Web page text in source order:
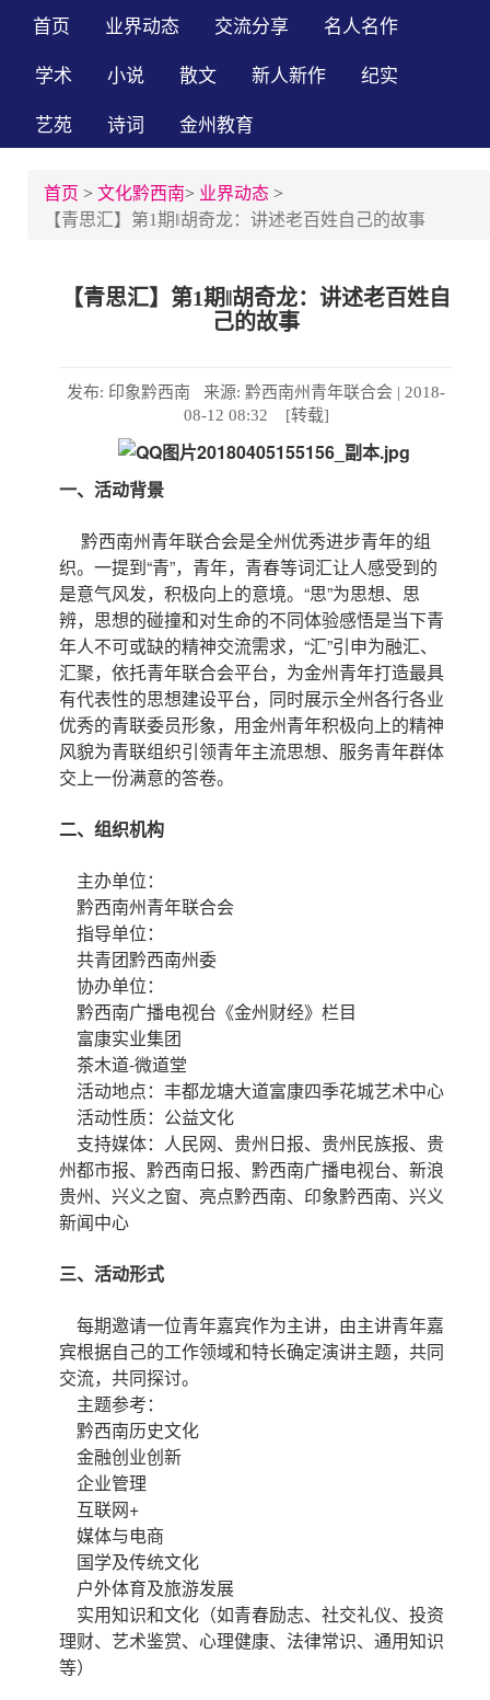
首页 业界动态 交流分享 名人名作
学术 小说 散文 新人新作 纪实
艺苑 诗词 金州教育
首页 > 文化黔西南> 业界动态 >
【青思汇】第1期‖胡奇龙：讲述老百姓自己的故事
【青思汇】第1期‖胡奇龙：讲述老百姓自
己的故事
发布: 印象黔西南 来源: 黔西南州青年联合会 | 2018-
08-12 08:32 [转载]
一、活动背景
黔西南州青年联合会是全州优秀进步青年的组
织。一提到“青”，青年，青春等词汇让人感受到的
是意气风发，积极向上的意境。“思”为思想、思
辨，思想的碰撞和对生命的不同体验感悟是当下青
年人不可或缺的精神交流需求，“汇”引申为融汇、
汇聚，依托青年联合会平台，为金州青年打造最具
有代表性的思想建设平台，同时展示全州各行各业
优秀的青联委员形象，用金州青年积极向上的精神
风貌为青联组织引领青年主流思想、服务青年群体
交上一份满意的答卷。
二、组织机构
主办单位：
黔西南州青年联合会
指导单位：
共青团黔西南州委
协办单位：
黔西南广播电视台《金州财经》栏目
富康实业集团
茶木道-微道堂
活动地点：丰都龙塘大道富康四季花城艺术中心
活动性质：公益文化
支持媒体：人民网、贵州日报、贵州民族报、贵
州都市报、黔西南日报、黔西南广播电视台、新浪
贵州、兴义之窗、亮点黔西南、印象黔西南、兴义
新闻中心
三、活动形式
每期邀请一位青年嘉宾作为主讲，由主讲青年嘉
宾根据自己的工作领域和特长确定演讲主题，共同
交流，共同探讨。
主题参考：
黔西南历史文化
金融创业创新
企业管理
互联网+
媒体与电商
国学及传统文化
户外体育及旅游发展
实用知识和文化（如青春励志、社交礼仪、投资
理财、艺术鉴赏、心理健康、法律常识、通用知识
等）